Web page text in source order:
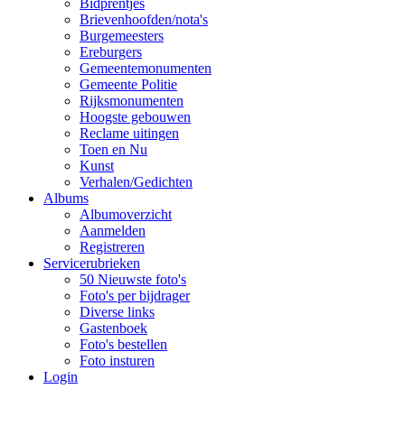
Bidprentjes
Brievenhoofden/nota's
Burgemeesters
Ereburgers
Gemeentemonumenten
Gemeente Politie
Rijksmonumenten
Hoogste gebouwen
Reclame uitingen
Toen en Nu
Kunst
Verhalen/Gedichten
Albums
Albumoverzicht
Aanmelden
Registreren
Servicerubrieken
50 Nieuwste foto's
Foto's per bijdrager
Diverse links
Gastenboek
Foto's bestellen
Foto insturen
Login